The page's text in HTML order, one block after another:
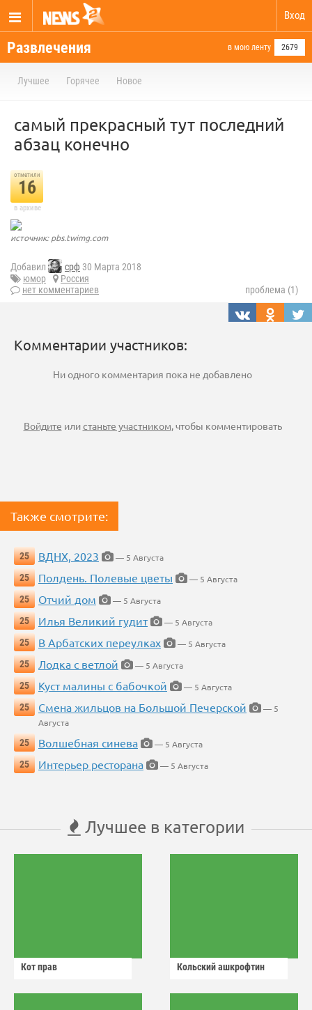
Вход
Развлечения в мою ленту 2679
Лучшее Горячее Новое
самый прекрасный тут последний
абзац конечно
отметили
16
в архиве
источник: pbs.twimg.com
Добавил срф 30 Марта 2018
юмор
Россия
нет комментариев
проблема (1)
Комментарии участников:
Ни одного комментария пока не добавлено
Войдите илистаньте участником, чтобы комментировать
Также смотрите:
25 ВДНХ, 2023
— 5 Августа
25
Полдень. Полевые цветы
— 5 Августа
25
Отчий дом
— 5 Августа
25
Илья Великий гудит
— 5 Августа
25
В Арбатских переулках
— 5 Августа
25
Лодка с ветлой
— 5 Августа
25
Куст малины с бабочкой
— 5 Августа
25
Смена жильцов на Большой Печерской
— 5
Августа
25
Волшебная синева
— 5 Августа
25
Интерьер ресторана — 5 Августа
Лучшее в категории
Кот прав Кольский ашкрофтин